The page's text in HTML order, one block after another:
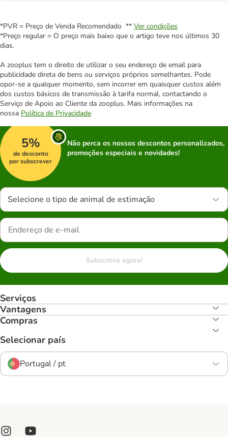
*PVR = Preço de Venda Recomendado ** Ver condições
*Preço regular = O preço mais baixo que o artigo teve nos últimos 30
dias.
A zooplus tem o direito de utilizar o seu endereço de email para
publicidade direta de bens ou serviços próprios semelhantes. Pode
opor-se a qualquer momento, sem incorrer em quaisquer custos além
dos custos básicos de transmissão à tarifa normal, contactando o
Serviço de Apoio ao Cliente da zooplus. Mais informações na
nossa Política de Privacidade
5%
de desconto
por subscrever
Não perca os nossos descontos personalizados,
promoções especiais e novidades!
Selecione o tipo de animal de estimação
Subscreva agora!
Serviços
Vantagens
Compras
Selecionar país
Portugal / pt